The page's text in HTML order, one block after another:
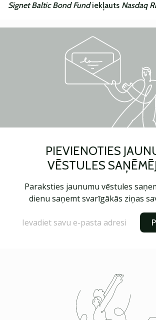
Signet Baltic Bond Fundiekļauts Nasdaq
PIEVIENOTIES
VĒSTULES
Paraksties jaunumu vēstules
dienu saņemt svarīgākās ziņas